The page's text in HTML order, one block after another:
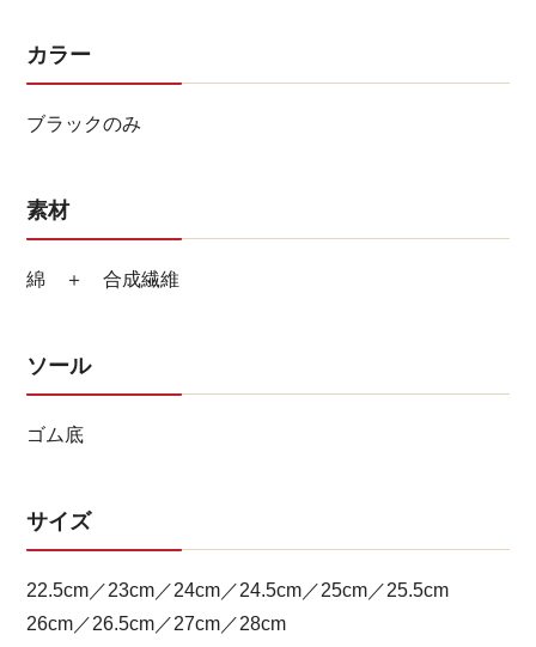
カラー
ブラックのみ
素材
綿 ＋ 合成繊維
ソール
ゴム底
サイズ
22.5cm／23cm／24cm／24.5cm／25cm／25.5cm
26cm／26.5cm／27cm／28cm